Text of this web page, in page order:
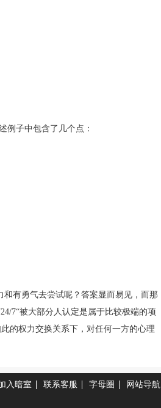
例子中包含了几个点：
和有勇气去尝试呢？答案显而易见，而那
7“被大部分人认定是属于比较极端的项
的权力交换关系下，对任何一方的心理
入暗室 联系客服 字母圈 网站导航